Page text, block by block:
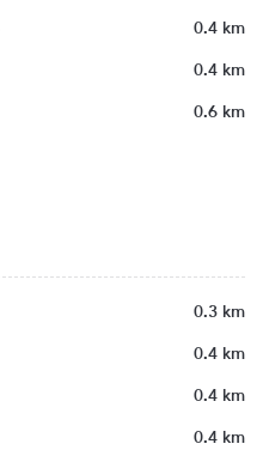
0.4 km
0.4 km
0.6 km
0.3 km
0.4 km
0.4 km
0.4 km